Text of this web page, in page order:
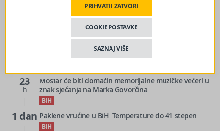
Stiže blagi predah od vrelina, ali ne zadugo
23
h
Mostar će biti domaćin memorijalne muzičke večeri u
znak sjećanja na Marka Govorčina
BIH
1 dan Paklene vrućine u BiH: Temperature do 41 stepen
BIH
PRIHVATI I ZATVORI
COOKIE POSTAVKE
SAZNAJ VIŠE